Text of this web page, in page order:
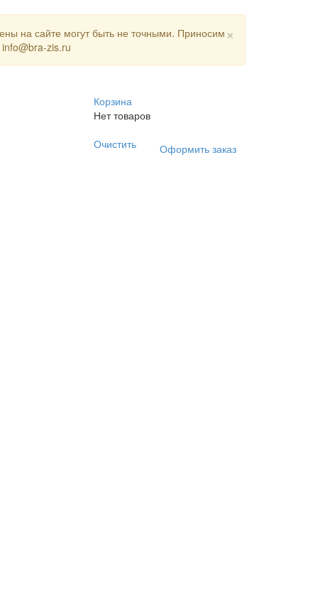
×
на сайте могут быть не точными. Приносим
zis.ru
Корзина
Нет товаров
Очистить
Оформить заказ